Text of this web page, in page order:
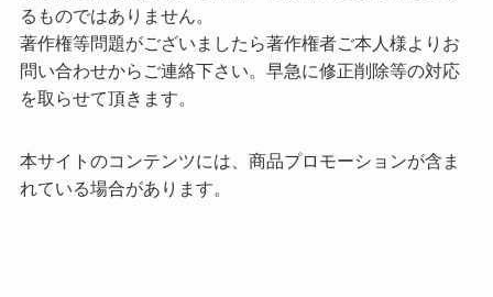
るものではありません。
著作権等問題がございましたら著作権者ご本人様よりお
問い合わせからご連絡下さい。早急に修正削除等の対応
を取らせて頂きます。
本サイトのコンテンツには、商品プロモーションが含ま
れている場合があります。